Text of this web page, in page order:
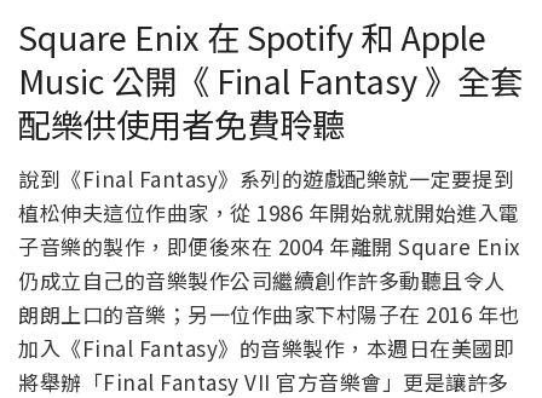
Square Enix 在 Spotify 和 Apple
Music 公開《 Final Fantasy 》全套
配樂供使用者免費聆聽
說到《Final Fantasy》系列的遊戲配樂就一定要提到
植松伸夫這位作曲家，從 1986 年開始就就開始進入電
子音樂的製作，即便後來在 2004 年離開 Square Enix
仍成立自己的音樂製作公司繼續創作許多動聽且令人
朗朗上口的音樂；另一位作曲家下村陽子在 2016 年也
加入《Final Fantasy》的音樂製作，本週日在美國即
將舉辦「Final Fantasy VII 官方音樂會」更是讓許多